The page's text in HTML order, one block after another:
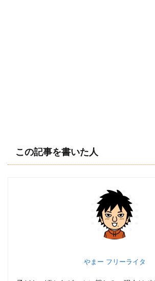
この記事を書いた人
やまー フリーライタ